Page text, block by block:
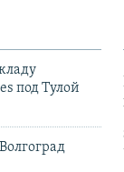
под Тулой